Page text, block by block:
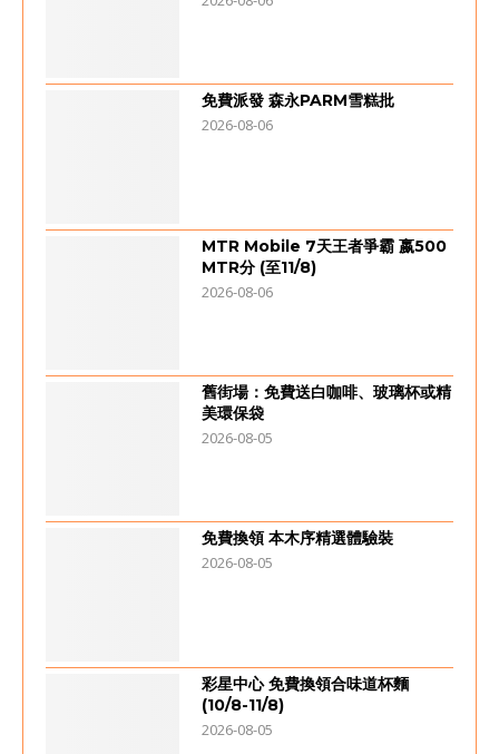
免費派發 森永PARM雪糕批
2026-08-06
MTR Mobile 7天王者爭霸 嬴500
MTR分 (至11/8)
2026-08-06
舊街場：免費送白咖啡、玻璃杯或精
美環保袋
2026-08-05
免費換領 本木序精選體驗裝
2026-08-05
彩星中心 免費換領合味道杯麵
(10/8-11/8)
2026-08-05